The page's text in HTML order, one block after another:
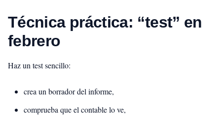
Técnica práctica: “test” en
febrero
Haz un test sencillo:
crea un borrador del informe,
comprueba que el contable lo ve,